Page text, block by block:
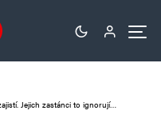
Jejich zastánci to ignorují…